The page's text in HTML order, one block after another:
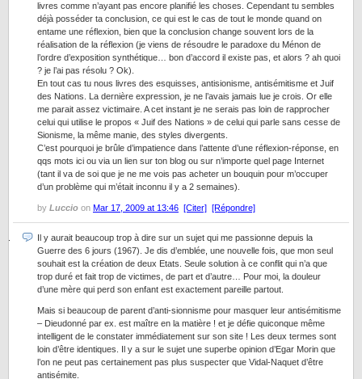
livres comme n’ayant pas encore planifié les choses. Cependant tu sembles
déjà posséder ta conclusion, ce qui est le cas de tout le monde quand on
entame une réflexion, bien que la conclusion change souvent lors de la
réalisation de la réflexion (je viens de résoudre le paradoxe du Ménon de
l’ordre d’exposition synthétique… bon d’accord il existe pas, et alors ? ah quoi
? je l’ai pas résolu ? Ok).
En tout cas tu nous livres des esquisses, antisionisme, antisémitisme et Juif
des Nations. La dernière expression, je ne l’avais jamais lue je crois. Or elle
me parait assez victimaire. A cet instant je ne serais pas loin de rapprocher
celui qui utilise le propos « Juif des Nations » de celui qui parle sans cesse de
Sionisme, la même manie, des styles divergents.
C’est pourquoi je brûle d’impatience dans l’attente d’une réflexion-réponse, en
qqs mots ici ou via un lien sur ton blog ou sur n’importe quel page Internet
(tant il va de soi que je ne me vois pas acheter un bouquin pour m’occuper
d’un problème qui m’était inconnu il y a 2 semaines).
by Luccio on Mar 17, 2009 at 13:46 [Citer] [Répondre]
Il y aurait beaucoup trop à dire sur un sujet qui me passionne depuis la
Guerre des 6 jours (1967). Je dis d’emblée, une nouvelle fois, que mon seul
souhait est la création de deux Etats. Seule solution à ce conflit qui n’a que
trop duré et fait trop de victimes, de part et d’autre… Pour moi, la douleur
d’une mère qui perd son enfant est exactement pareille partout.
Mais si beaucoup de parent d’anti-sionnisme pour masquer leur antisémitisme
– Dieudonné par ex. est maître en la matière ! et je défie quiconque même
intelligent de le constater immédiatement sur son site ! Les deux termes sont
loin d’être identiques. Il y a sur le sujet une superbe opinion d’Egar Morin que
l’on ne peut pas certainement pas plus suspecter que Vidal-Naquet d’être
antisémite.